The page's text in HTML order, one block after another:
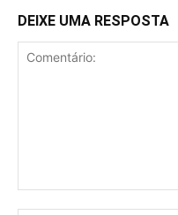
DEIXE UMA RESPOSTA